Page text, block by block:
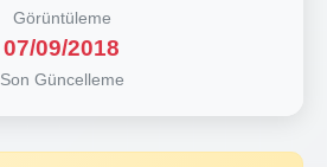
Görüntüleme
07/09/2018
Son Güncelleme